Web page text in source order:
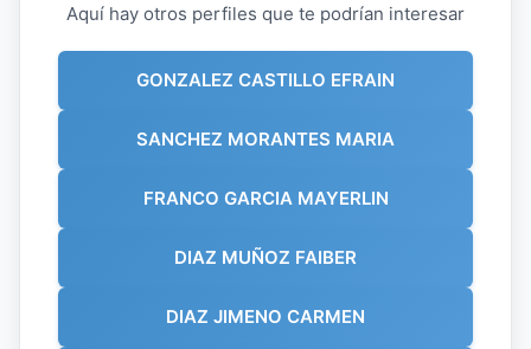
Aquí hay otros perfiles que te podrían interesar
GONZALEZ CASTILLO EFRAIN
SANCHEZ MORANTES MARIA
FRANCO GARCIA MAYERLIN
DIAZ MUÑOZ FAIBER
DIAZ JIMENO CARMEN